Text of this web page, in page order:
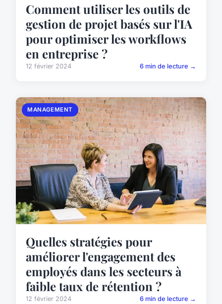
Comment utiliser les outils de
gestion de projet basés sur l'IA
pour optimiser les workflows
en entreprise ?
12 février 2024 6 min de lecture →
MANAGEMENT
Quelles stratégies pour
améliorer l'engagement des
employés dans les secteurs à
faible taux de rétention ?
12 février 2024 6 min de lecture →